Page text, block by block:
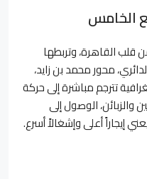
الخامس
25 كيلومتراً من قلب القاهرة، وتربطها
محور محمد بن زايد،
تترجم مباشرة إلى حركة
الوصول إلى
إيجاراً أعلى وإشغالاً أسرع.